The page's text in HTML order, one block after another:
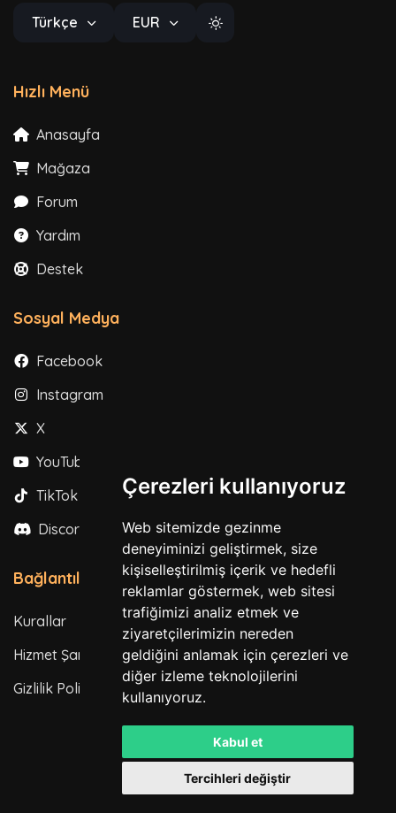
Çerezleri kullanıyoruz
Web sitemizde gezinme
deneyiminizi geliştirmek, size
kişiselleştirilmiş içerik ve hedefli
reklamlar göstermek, web sitesi
trafiğimizi analiz etmek ve
ziyaretçilerimizin nereden
geldiğini anlamak için çerezleri ve
diğer izleme teknolojilerini
kullanıyoruz.
Kabul et
Tercihleri değiştir
Türkçe EUR
Hızlı Menü
Anasayfa
Mağaza
Forum
Yardım
Destek
Sosyal Medya
Facebook
Instagram
X
YouTube
TikTok
Discord
Bağlantılar
Kurallar
Hizmet Şartları
Gizlilik Politikası
Tüm hakları saklıdır. © 2026